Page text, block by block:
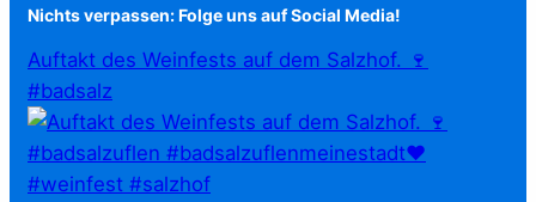
Nichts verpassen: Folge uns auf Social Media!
Auftakt des Weinfests auf dem Salzhof. 🍷
#badsalz